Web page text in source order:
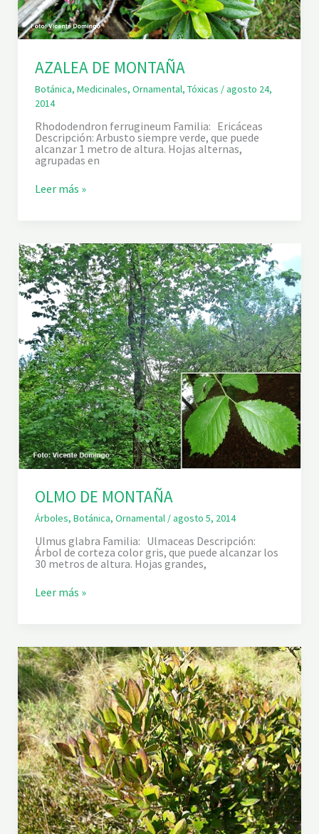
AZALEA DE MONTAÑA
Botánica, Medicinales, Ornamental, Tóxicas /agosto 24,
2014
Rhododendron ferrugineum Familia: Ericáceas
Descripción: Arbusto siempre verde, que puede
alcanzar 1 metro de altura. Hojas alternas,
agrupadas en
A
A
D
E
M
O
N
T
A
Ñ
A
Leer más »
OLMO DE MONTAÑA
Árboles, Botánica, Ornamental/agosto 5, 2014
Ulmus glabra Familia: Ulmaceas Descripción:
Árbol de corteza color gris, que puede alcanzar los
30 metros de altura. Hojas grandes,
O
E
M
O
N
T
A
Ñ
A
Leer más »